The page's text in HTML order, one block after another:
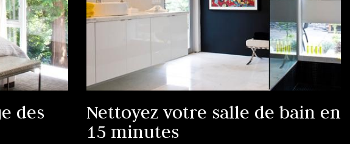
des
Nettoyez votre salle de bain en
15 minutes